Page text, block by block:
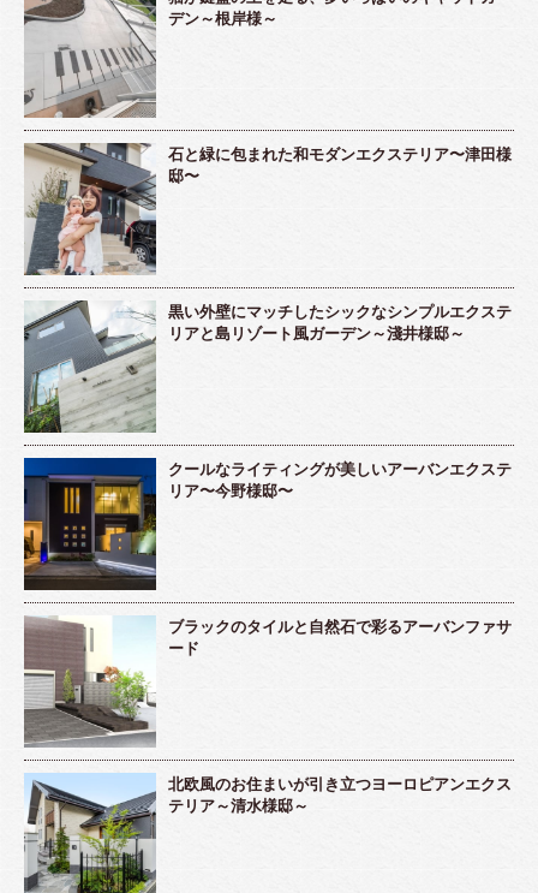
デン～根岸様～
石と緑に包まれた和モダンエクステリア〜津田様
邸〜
黒い外壁にマッチしたシックなシンプルエクステ
リアと島リゾート風ガーデン～淺井様邸～
クールなライティングが美しいアーバンエクステ
リア〜今野様邸〜
ブラックのタイルと自然石で彩るアーバンファサ
ード
北欧風のお住まいが引き立つヨーロピアンエクス
テリア～清水様邸～